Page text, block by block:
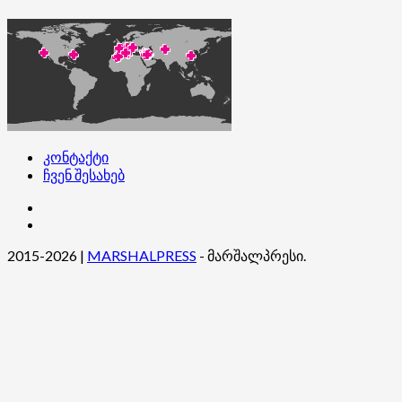
კონტაქტი
ჩვენ შესახებ
2015-2026 | MARSHALPRESS - მარშალპრესი.